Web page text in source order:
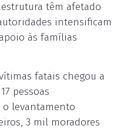
têm afetado
intensificam
às famílias
fatais chegou a
pessoas
o levantamento
3 mil moradores